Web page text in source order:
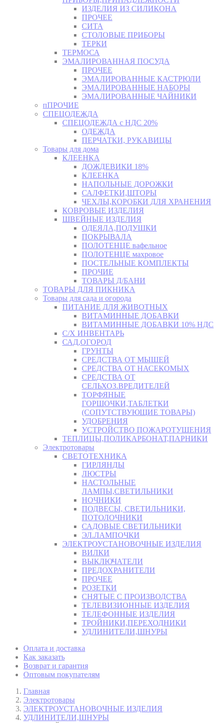
ИЗДЕЛИЯ ИЗ СИЛИКОНА
ПРОЧЕЕ
СИТА
СТОЛОВЫЕ ПРИБОРЫ
ТЕРКИ
ТЕРМОСА
ЭМАЛИРОВАННАЯ ПОСУДА
ПРОЧЕЕ
ЭМАЛИРОВАННЫЕ КАСТРЮЛИ
ЭМАЛИРОВАННЫЕ НАБОРЫ
ЭМАЛИРОВАННЫЕ ЧАЙНИКИ
пПРОЧИЕ
СПЕЦОДЕЖДА
СПЕЦОДЕЖДА с НДС 20%
ОДЕЖДА
ПЕРЧАТКИ, РУКАВИЦЫ
Товары для дома
КЛЕЕНКА
ДОЖДЕВИКИ 18%
КЛЕЕНКА
НАПОЛЬНЫЕ ДОРОЖКИ
САЛФЕТКИ,ШТОРЫ
ЧЕХЛЫ,КОРОБКИ ДЛЯ ХРАНЕНИЯ
КОВРОВЫЕ ИЗДЕЛИЯ
ШВЕЙНЫЕ ИЗДЕЛИЯ
ОДЕЯЛА,ПОДУШКИ
ПОКРЫВАЛА
ПОЛОТЕНЦЕ вафельное
ПОЛОТЕНЦЕ махровое
ПОСТЕЛЬНЫЕ КОМПЛЕКТЫ
ПРОЧИЕ
ТОВАРЫ Д/БАНИ
ТОВАРЫ ДЛЯ ПИКНИКА
Товары для сада и огорода
ПИТАНИЕ ДЛЯ ЖИВОТНЫХ
ВИТАМИННЫЕ ДОБАВКИ
ВИТАМИННЫЕ ДОБАВКИ 10% НДС
С/Х ИНВЕНТАРЬ
САД,ОГОРОД
ГРУНТЫ
СРЕДСТВА ОТ МЫШЕЙ
СРЕДСТВА ОТ НАСЕКОМЫХ
СРЕДСТВА ОТ
СЕЛЬХОЗ.ВРЕДИТЕЛЕЙ
ТОРФЯНЫЕ
ГОРШОЧКИ,ТАБЛЕТКИ
(СОПУТСТВУЮЩИЕ ТОВАРЫ)
УДОБРЕНИЯ
УСТРОЙСТВО ПОЖАРОТУШЕНИЯ
ТЕПЛИЦЫ,ПОЛИКАРБОНАТ,ПАРНИКИ
Электротовары
СВЕТОТЕХНИКА
ГИРЛЯНДЫ
ЛЮСТРЫ
НАСТОЛЬНЫЕ
ЛАМПЫ,СВЕТИЛЬНИКИ
НОЧНИКИ
ПОДВЕСЫ, СВЕТИЛЬНИКИ,
ПОТОЛОЧНИКИ
САДОВЫЕ СВЕТИЛЬНИКИ
ЭЛ.ЛАМПОЧКИ
ЭЛЕКТРОУСТАНОВОЧНЫЕ ИЗДЕЛИЯ
ВИЛКИ
ВЫКЛЮЧАТЕЛИ
ПРЕДОХРАНИТЕЛИ
ПРОЧЕЕ
РОЗЕТКИ
СНЯТЫЕ С ПРОИЗВОДСТВА
ТЕЛЕВИЗИОННЫЕ ИЗДЕЛИЯ
ТЕЛЕФОННЫЕ ИЗДЕЛИЯ
ТРОЙНИКИ,ПЕРЕХОДНИКИ
УДЛИНИТЕЛИ,ШНУРЫ
Оплата и доставка
Как заказать
Возврат и гарантия
Оптовым покупателям
Главная
Электротовары
ЭЛЕКТРОУСТАНОВОЧНЫЕ ИЗДЕЛИЯ
УДЛИНИТЕЛИ,ШНУРЫ